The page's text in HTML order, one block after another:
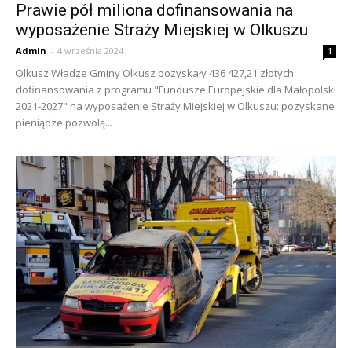
Prawie pół miliona dofinansowania na
wyposażenie Straży Miejskiej w Olkuszu
Admin - 4 września 2024 1
Olkusz Władze Gminy Olkusz pozyskały 436 427,21 złotych
dofinansowania z programu "Fundusze Europejskie dla Małopolski
2021-2027" na wyposażenie Straży Miejskiej w Olkuszu: pozyskane
pieniądze pozwolą...